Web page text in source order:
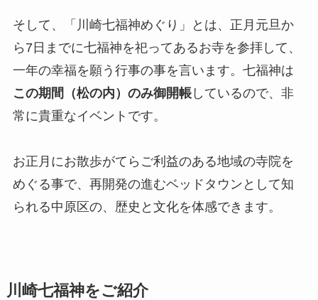
そして、「川崎七福神めぐり」とは、正月元旦か
ら7日までに七福神を祀ってあるお寺を参拝して、
一年の幸福を願う行事の事を言います。七福神は
この期間（松の内）のみ御開帳しているので、非
常に貴重なイベントです。
お正月にお散歩がてらご利益のある地域の寺院を
めぐる事で、再開発の進むベッドタウンとして知
られる中原区の、歴史と文化を体感できます。
川崎七福神をご紹介